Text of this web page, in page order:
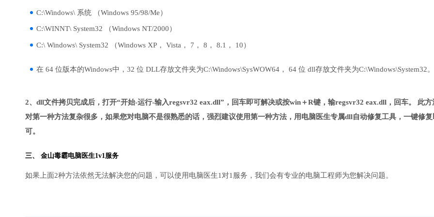
C:\Windows\ 系统 （Windows 95/98/Me）
C:\WINNT\ System32 （Windows NT/2000）
C:\ Windows\ System32 （Windows XP， Vista， 7， 8， 8.1， 10）
在 64 位版本的Windows中，32 位 DLL存放文件夹为C:\Windows\SysWOW64， 64 位 dll存放文件夹为C:\Windows\System32。
2、dll文件拷贝完成后，打开“开始-运行-输入regsvr32 eax.dll”，回车即可解决或按win＋R键，输regsvr32 eax.dll，回车。 此方
对第一种方法复杂很多，如果您对电脑不是很熟悉的话，强烈建议使用第一种方法，用电脑医生专属dll自动修复工具，一键修复
可。
三、 金山毒霸电脑医生1v1服务
如果上面2种方法依然无法解决您的问题，可以使用电脑医生1对1服务，我们会有专业的电脑工程师为您解决问题。